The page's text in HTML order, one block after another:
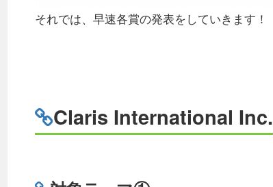
それでは、早速各賞の発表をしていきます！
Claris International Inc.